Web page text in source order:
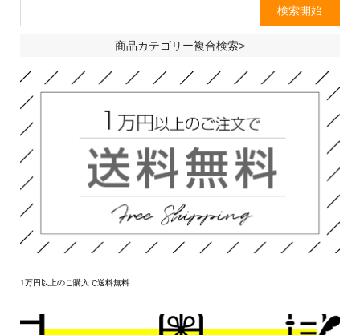
商品カテゴリー複合検索>
1万円以上のご購入で送料無料